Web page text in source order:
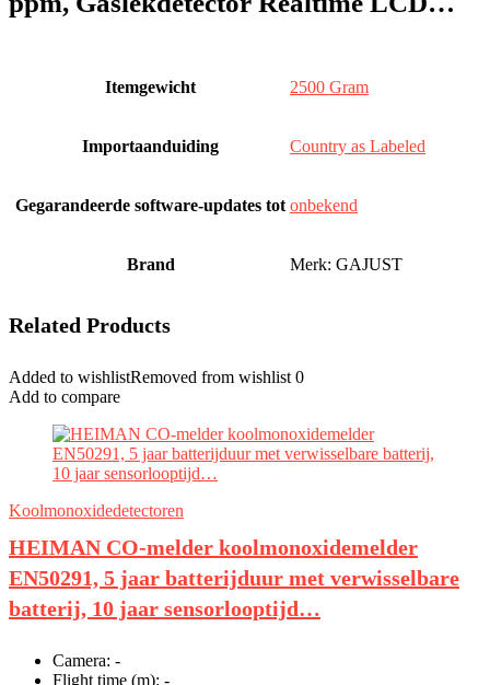
Itemgewicht ‎2500 Gram
Importaanduiding ‎Country as Labeled
Gegarandeerde software-updates tot ‎onbekend
Brand Merk: GAJUST
Related Products
Added to wishlistRemoved from wishlist 0
Add to compare
Koolmonoxidedetectoren
HEIMAN CO-melder koolmonoxidemelder
EN50291, 5 jaar batterijduur met verwisselbare
batterij, 10 jaar sensorlooptijd…
Camera: -
Flight time (m): -